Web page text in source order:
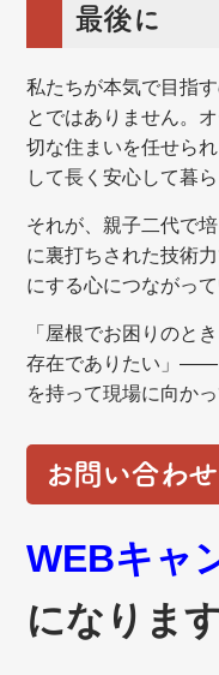
最後に
私たちが本気で目指
とではありません。
切な住まいを任せら
して長く安心して暮
それが、親子二代で
に裏打ちされた技術
にする心につながって
「屋根でお困りのと
存在でありたい」——
を持って現場に向かっ
お問い合わせ
WEBキャ
になります